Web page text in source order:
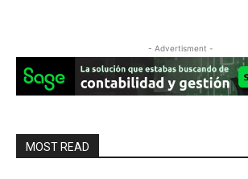
- Advertisment -
MOST READ